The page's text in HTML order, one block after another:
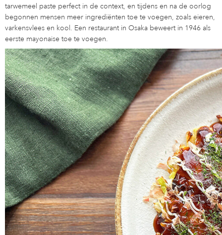
tarwemeel paste perfect in de context, en tijdens en na de oorlog
begonnen mensen meer ingrediënten toe te voegen, zoals eieren,
varkensvlees en kool. Een restaurant in Osaka beweert in 1946 als
eerste mayonaise toe te voegen.